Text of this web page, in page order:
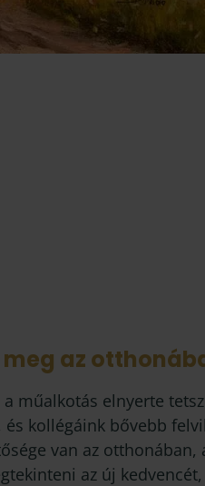
meg az
műalkotás elnyerte
és kollégáink bővebb
van az otthonában,
az új